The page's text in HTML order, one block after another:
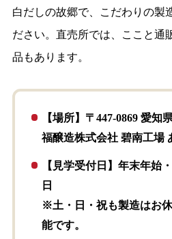
白だしの故郷で、こだわりの製
ださい。直売所では、ここと通
品もあります。
【場所】〒447-0869 愛知
福醸造株式会社 碧南工場
【見学受付日】年末年始
日
※土・日・祝も製造はお
能です。